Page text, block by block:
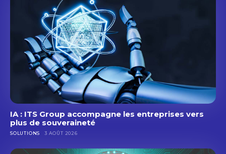
IA : ITS Group accompagne les entreprises vers
plus de souveraineté
SOLUTIONS 3 AOÛT 2026